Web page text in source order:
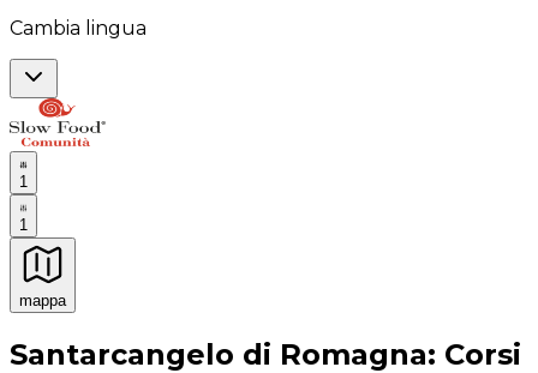
Cambia lingua
1
1
mappa
Esperienze culinarie indimenticabili: Esperienze
Santarcangelo di Romagna: Corsi